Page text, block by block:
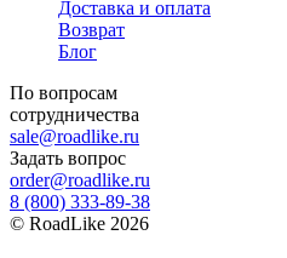
Доставка и оплата
Возврат
Блог
По вопросам
сотрудничества
sale@roadlike.ru
Задать вопрос
order@roadlike.ru
8 (800) 333-89-38
© RoadLike 2026